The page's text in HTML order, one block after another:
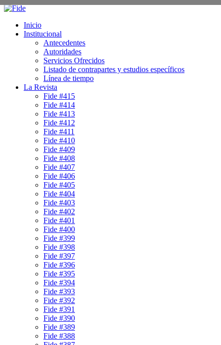
Inicio
Institucional
Antecedentes
Autoridades
Servicios Ofrecidos
Listado de contrapartes y estudios específicos
Línea de tiempo
La Revista
Fide #415
Fide #414
Fide #413
Fide #412
Fide #411
Fide #410
Fide #409
Fide #408
Fide #407
Fide #406
Fide #405
Fide #404
Fide #403
Fide #402
Fide #401
Fide #400
Fide #399
Fide #398
Fide #397
Fide #396
Fide #395
Fide #394
Fide #393
Fide #392
Fide #391
Fide #390
Fide #389
Fide #388